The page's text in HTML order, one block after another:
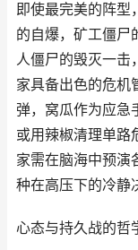
即使最完美的阵型
的自爆，矿工僵尸
人僵尸的毁灭一击
家具备出色的危机
弹，窝瓜作为应急
或用辣椒清理单路
家需在脑海中预演
种在高压下的冷静
心态与持久战的哲